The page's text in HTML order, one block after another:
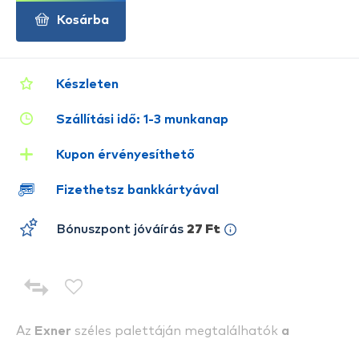
Az Exner széles palettáján megtalálhatók a
Készleten
Szállítási idő: 1-3 munkanap
Kupon érvényesíthető
Fizethetsz bankkártyával
Bónuszpont jóváírás 27 Ft
Kosárba